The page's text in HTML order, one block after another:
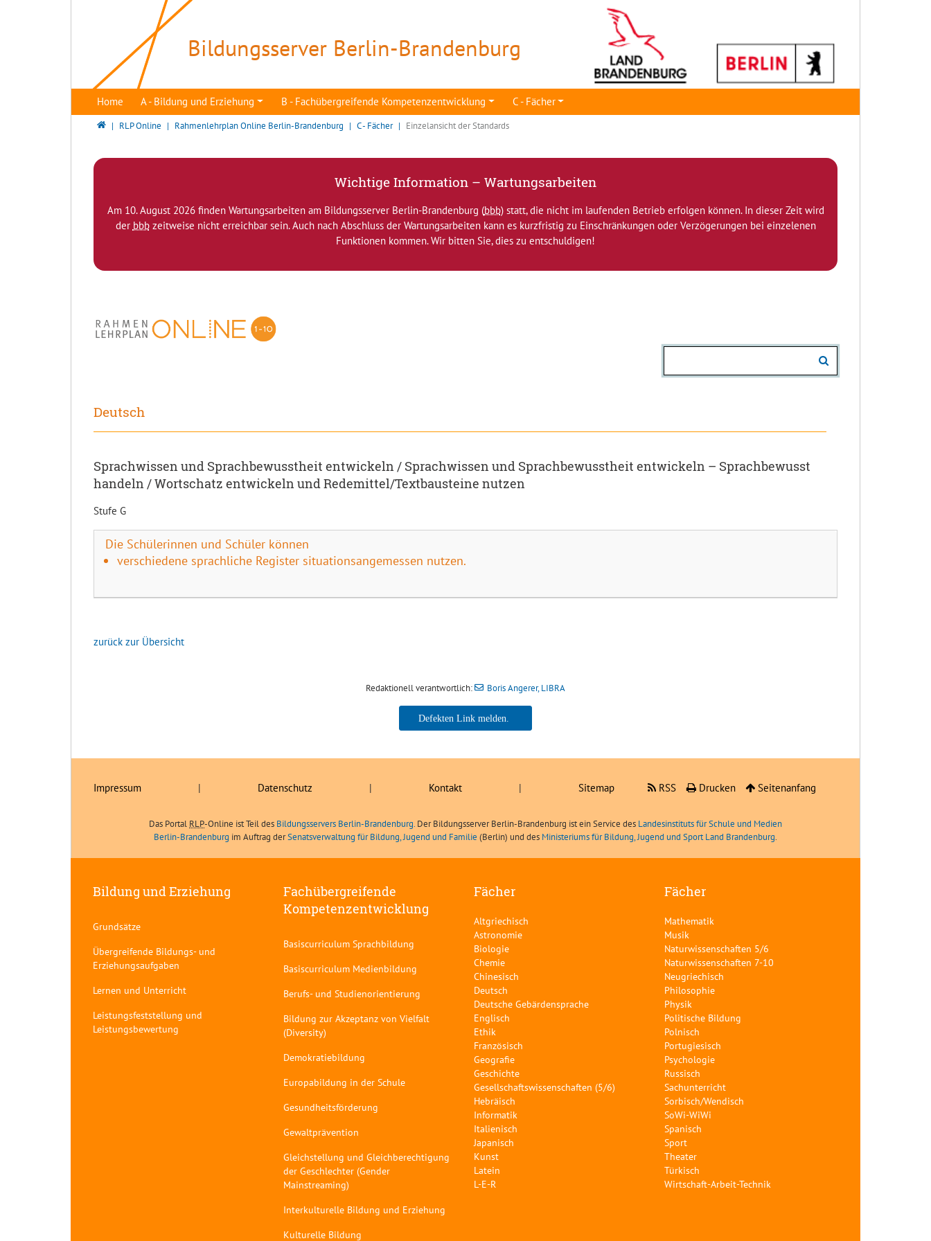
Bildungsserver Berlin-Brandenburg
Home A - Bildung und Erziehung B - Fachübergreifende Kompetenzentwicklung C - Fächer
Bildungsserver Berlin - Brandenburg
RLP Online Rahmenlehrplan Online Berlin-Brandenburg C - Fächer Einzelansicht der Standards
Wichtige Information – Wartungsarbeiten
Am 10. August 2026 finden Wartungsarbeiten am Bildungsserver Berlin-Brandenburg (bbb) statt, die nicht im laufenden Betrieb erfolgen können. In dieser Zeit wird
der bbbzeitweise nicht erreichbar sein. Auch nach Abschluss der Wartungsarbeiten kann es kurzfristig zu Einschränkungen oder Verzögerungen bei einzelenen
Funktionen kommen. Wir bitten Sie, dies zu entschuldigen!
Deutsch
Sprachwissen und Sprachbewusstheit entwickeln / Sprachwissen und Sprachbewusstheit entwickeln – Sprachbewusst
handeln / Wortschatz entwickeln und Redemittel/Textbausteine nutzen
Stufe G
Die Schülerinnen und Schüler können
verschiedene sprachliche Register situationsangemessen nutzen.
zurück zur Übersicht
Redaktionell verantwortlich: Boris Angerer, LIBRA
Boris Angerer, LIBRA
Impressum | Datenschutz | Kontakt | Sitemap RSS Drucken Seitenanfang
Das Portal RLP-Online ist Teil des Bildungsservers Berlin-Brandenburg. Der Bildungsserver Berlin-Brandenburg ist ein Service des Landesinstituts für Schule und Medien
Berlin-Brandenburg im Auftrag derSenatsverwaltung für Bildung, Jugend und Familie (Berlin) und des Ministeriums für Bildung, Jugend und Sport Land Brandenburg.
Bildung und Erziehung
Grundsätze
Übergreifende Bildungs- und
Erziehungsaufgaben
Lernen und Unterricht
Leistungsfeststellung und
Leistungsbewertung
Fachübergreifende
Kompetenzentwicklung
Basiscurriculum Sprachbildung
Basiscurriculum Medienbildung
Berufs- und Studienorientierung
Bildung zur Akzeptanz von Vielfalt
(Diversity)
Demokratiebildung
Europabildung in der Schule
Gesundheitsförderung
Gewaltprävention
Gleichstellung und Gleichberechtigung
der Geschlechter (Gender
Mainstreaming)
Interkulturelle Bildung und Erziehung
Kulturelle Bildung
Fächer
Altgriechisch
Astronomie
Biologie
Chemie
Chinesisch
Deutsch
Deutsche Gebärdensprache
Englisch
Ethik
Französisch
Geografie
Geschichte
Gesellschaftswissenschaften (5/6)
Hebräisch
Informatik
Italienisch
Japanisch
Kunst
Latein
L-E-R
Fächer
Mathematik
Musik
Naturwissenschaften 5/6
Naturwissenschaften 7-10
Neugriechisch
Philosophie
Physik
Politische Bildung
Polnisch
Portugiesisch
Psychologie
Russisch
Sachunterricht
Sorbisch/Wendisch
SoWi-WiWi
Spanisch
Sport
Theater
Türkisch
Wirtschaft-Arbeit-Technik